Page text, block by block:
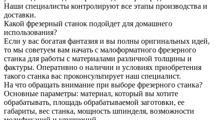
Наши специалисты контролируют все этапы производства и
доставки.
Какой фрезерный станок подойдет для домашнего
использования?
Если у вас богатая фантазия и вы полны оригинальных идей,
то мы советуем вам начать с малоформатного фрезерного
станка для работы с материалами различной толщины и
фактуры. Оперативно о наличии и условиях приобретения
такого станка вас проконсультирует наш специалист.
На что обращать внимание при выборе фрезерного станка?
Основные параметры: материал, который вы хотите
обрабатывать, площадь обрабатываемой заготовки, ее
габариты, вес станка, мощность шпинделя, возможности